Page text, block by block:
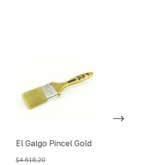
El Galgo Pincel Gold
$4.618,20